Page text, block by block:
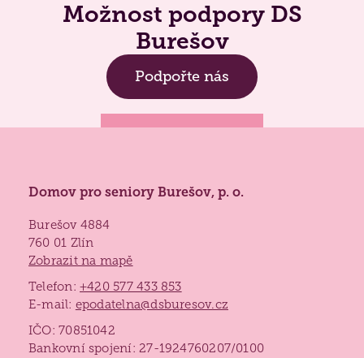
Možnost podpory DS
Burešov
Podpořte nás
Domov pro seniory Burešov, p. o.
Burešov 4884
760 01 Zlín
Zobrazit na mapě
Telefon:+420 577 433 853
E-mail: epodatelna@dsburesov.cz
IČO: 70851042
Bankovní spojení: 27-1924760207/0100